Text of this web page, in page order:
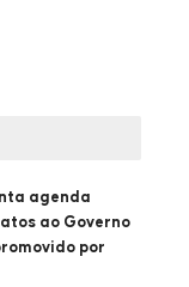
agenda
ao Governo
por